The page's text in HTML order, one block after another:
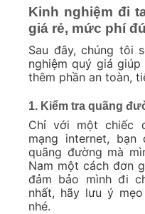
Kinh nghiệm đi
giá rẻ, mức phí
Sau đây, chúng tôi
nghiệm quý giá
thêm phần an toàn,
1. Kiểm tra quãng
Chỉ với một chiếc
mạng internet,
quãng đường mà
Nam một cách đơn
đảm bảo mình đi
nhất, hãy lưu ý
nhé.